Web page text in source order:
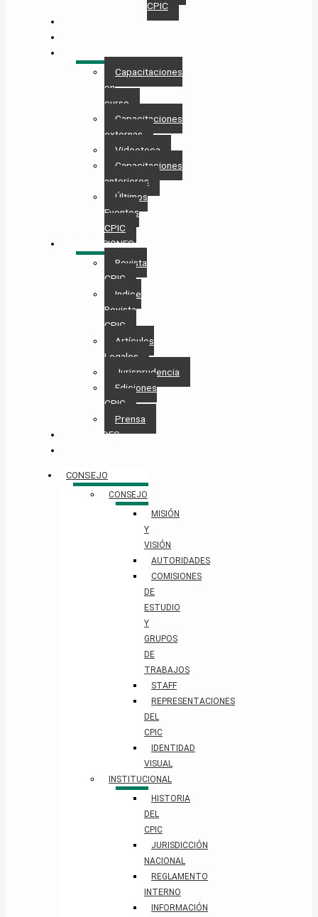
CPIC
Capacitaciones
en
curso
Capacitaciones
externas
Videoteca
Capacitaciones
anteriores
Últimos
Eventos
CPIC
PUBLICACIONES
Revista
CPIC
Indice
Revista
CPIC
Artículos
Legales
Jurisprudencia
Ediciones
CPIC
Prensa
NOVEDADES
CONSEJO
CONSEJO
MISIÓN
Y
VISIÓN
AUTORIDADES
COMISIONES
DE
ESTUDIO
Y
GRUPOS
DE
TRABAJOS
STAFF
REPRESENTACIONES
DEL
CPIC
IDENTIDAD
VISUAL
INSTITUCIONAL
HISTORIA
DEL
CPIC
JURISDICCIÓN
NACIONAL
REGLAMENTO
INTERNO
INFORMACIÓN